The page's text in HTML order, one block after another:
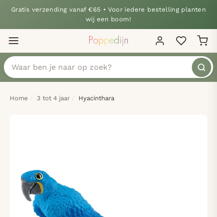
Gratis verzending vanaf €65 • Voor iedere bestelling planten
wij een boom!
Home 3 tot 4 jaar Hyacinthara